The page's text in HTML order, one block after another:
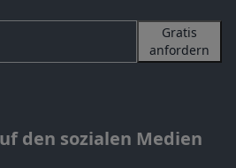
Gratis
anfordern
den sozialen Medien